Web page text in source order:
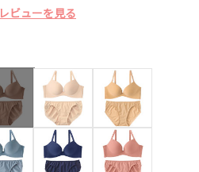
レビューを見る